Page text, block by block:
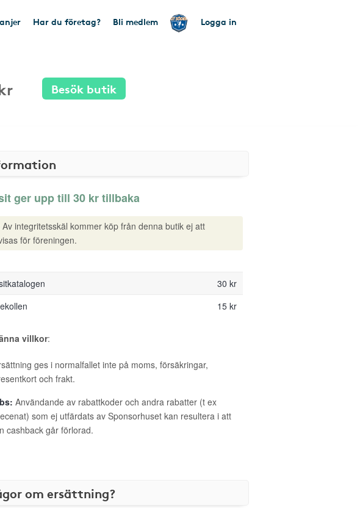
Har du företag? Bli medlem Logga in
Besök butik
ger upp till 30 kr tillbaka
Av integritetsskäl kommer köp från denna butik ej att
för föreningen.
30 kr
15 kr
villkor:
ges i normalfallet inte på moms, försäkringar,
och frakt.
Användande av rabattkoder och andra rabatter (t ex
som ej utfärdats av Sponsorhuset kan resultera i att
cashback går förlorad.
om ersättning?